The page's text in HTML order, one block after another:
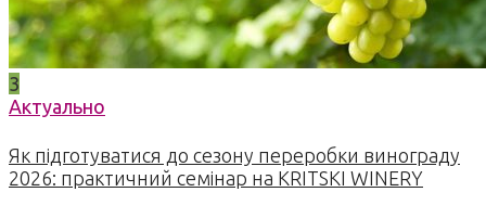
3
Актуально
Як підготуватися до сезону переробки винограду
2026: практичний семінар на KRITSKI WINERY